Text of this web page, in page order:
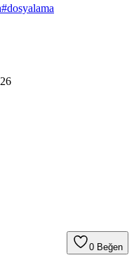
#dosyalama
0 Beğen